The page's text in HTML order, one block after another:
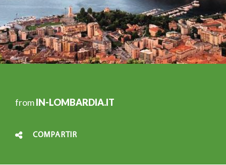
fromIN-LOMBARDIA.IT
COMPARTIR